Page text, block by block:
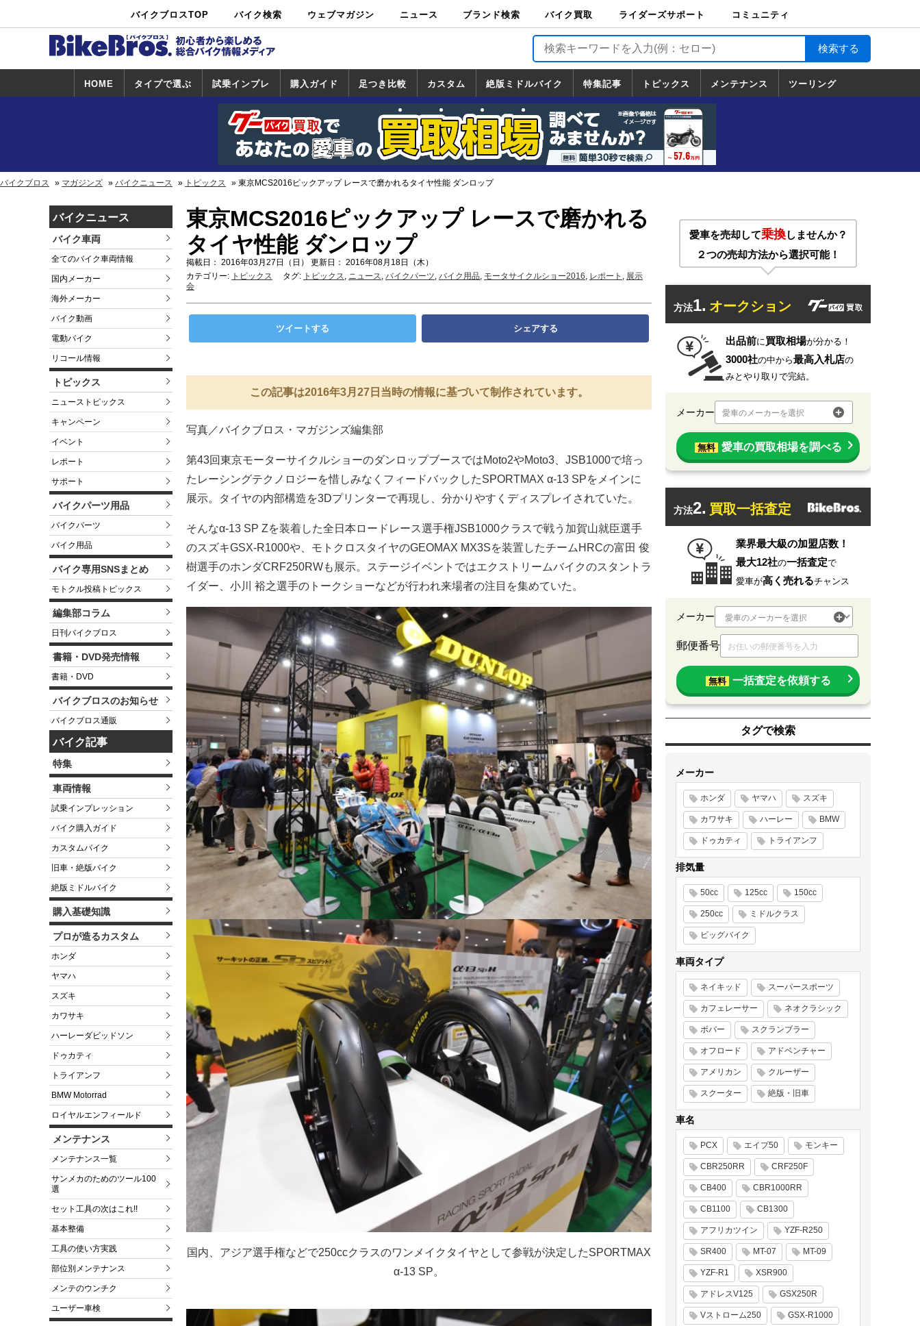
バイクブロスTOP バイク検索
中古バイ
ク・新車検
カタログ検
索
ショップ検
索
ウェブマガジン ニュース ブランド検索 バイク買取
バイク買取
ライダーズサポート
ライダーズサポート
TOP
バイク輸送
バイクガレージライ
フ
バイク車両保険
ロードサービス
バイク試乗
コミュニティ
HOME タイプで選ぶ 試乗インプレ
試乗インプレ
一覧
ホンダ
ヤマハ
スズキ
カワサキ
ハーレー
BMW
トライアンフ
ドゥカティ
購入ガイド
一覧
足つき比較 カスタム
カスタム
一覧
ホンダ
ヤマハ
スズキ
カワサキ
絶版ミドルバイク
絶版ミドルバイク
一覧
ホンダ
ヤマハ
スズキ
カワサキ
特集記事 トピックス
トピックス
一覧
ホンダ
ヤマハ
スズキ
カワサキ
ハーレーダ
ビッドソン
BMW
ドゥカティ
トライアン
フ
メンテナンス ツーリング
道の駅調査隊
ツーリング情報局
日本の道50選
国道めぐり
林道ツーリング
バイクブロス マガジンズ バイクニュース トピックス 東京MCS2016ピックアップ レースで磨かれるタイヤ性能 ダンロップ
バイクニュース
バイク車両
全てのバイク車両情報
国内メーカー
海外メーカー
バイク動画
電動バイク
リコール情報
トピックス
ニューストピックス
キャンペーン
イベント
レポート
サポート
バイクパーツ用品
バイクパーツ
バイク用品
バイク専用SNSまとめ
モトクル投稿トピックス
編集部コラム
日刊バイクブロス
書籍・DVD発売情報
書籍・DVD
バイクブロスのお知らせ
バイクブロス通販
バイク記事
特集
車両情報
試乗インプレッション
バイク購入ガイド
カスタムバイク
旧車・絶版バイク
絶版ミドルバイク
購入基礎知識
プロが造るカスタム
ホンダ
ヤマハ
スズキ
カワサキ
ハーレーダビッドソン
ドゥカティ
トライアンフ
BMW Motorrad
ロイヤルエンフィールド
メンテナンス
メンテナンス一覧
サンメカのためのツール100
選
セット工具の次はこれ!!
基本整備
工具の使い方実践
部位別メンテナンス
メンテのウンチク
ユーザー車検
東京MCS2016ピックアップ レースで磨かれる
タイヤ性能 ダンロップ
掲載日： 2016年03月27日（日） 更新日： 2016年08月18日（木）
カテゴリー: トピックス タグ: トピックス, ニュース, バイクパーツ, バイク用品, モータサイクルショー2016, レポート , 展示
会
ツイートする シェアする
この記事は2016年3月27日当時の情報に基づいて制作されています。
写真／バイクブロス・マガジンズ編集部
第43回東京モーターサイクルショーのダンロップブースではMoto2やMoto3、JSB1000で培っ
たレーシングテクノロジーを惜しみなくフィードバックしたSPORTMAX α-13 SPをメインに
展示。タイヤの内部構造を3Dプリンターで再現し、分かりやすくディスプレイされていた。
そんなα-13 SP Zを装着した全日本ロードレース選手権JSB1000クラスで戦う加賀山就臣選手
のスズキGSX-R1000や、モトクロスタイヤのGEOMAX MX3Sを装置したチームHRCの富田 俊
樹選手のホンダCRF250RWも展示。ステージイベントではエクストリームバイクのスタントラ
イダー、小川 裕之選手のトークショーなどが行われ来場者の注目を集めていた。
国内、アジア選手権などで250ccクラスのワンメイクタイヤとして参戦が決定したSPORTMAX
α-13 SP。
愛車を売却して乗換しませんか？
２つの売却方法から選択可能！
方法1. オークション
出品前に買取相場が分かる！
3000社の中から最高入札店の
みとやり取りで完結。
メーカー 愛車のメーカーを選択
無料 愛車の買取相場を調べる
方法2. 買取一括査定
業界最大級の加盟店数！
最大12社の一括査定で
愛車が高く売れるチャンス
メーカー
郵便番号
無料 一括査定を依頼する
タグで検索
メーカー
ホンダ ヤマハ スズキ
カワサキ ハーレー BMW
ドゥカティ トライアンフ
排気量
50cc 125cc 150cc
250cc ミドルクラス
ビッグバイク
車両タイプ
ネイキッド スーパースポーツ
カフェレーサー ネオクラシック
ボバー スクランブラー
オフロード アドベンチャー
アメリカン クルーザー
スクーター 絶版・旧車
車名
PCX エイプ50 モンキー
CBR250RR CRF250F
CB400 CBR1000RR
CB1100 CB1300
アフリカツイン YZF-R250
SR400 MT-07 MT-09
YZF-R1 XSR900
アドレスV125 GSX250R
Vストローム250 GSX-R1000